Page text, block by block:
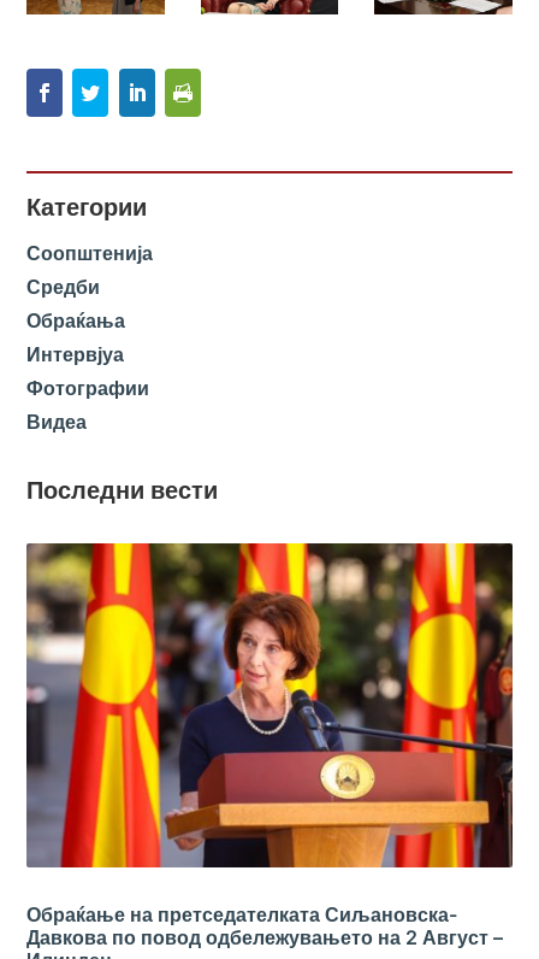
Категории
Соопштенија
Средби
Обраќања
Интервјуа
Фотографии
Видеа
Последни вести
Обраќање на претседателката Сиљановска-
Давкова по повод одбележувањето на 2 Август –